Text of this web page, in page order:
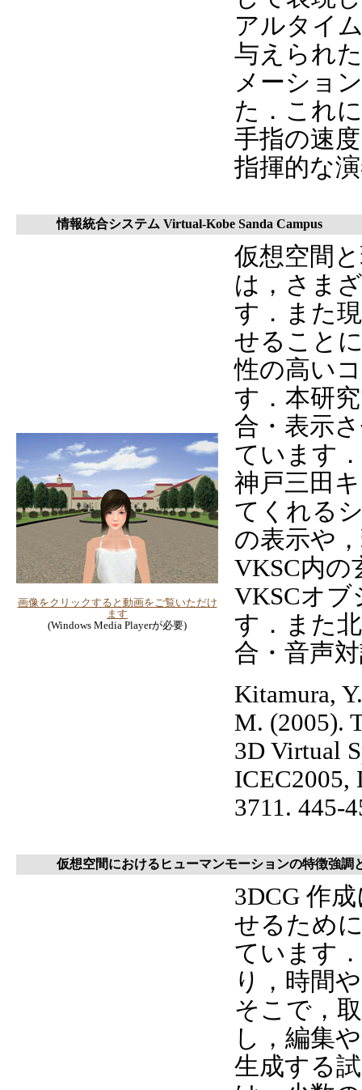
アルタイ
与えられ
メーショ
た．これ
手指の速
指揮的な
情報統合システム Virtual-Kobe Sanda Campus
画像をクリックすると動画をご覧いただけ
ます
(Windows Media Playerが必要)
仮想空間
は，さま
す．また
せること
性の高い
す．本研
合・表示
ています
神戸三田
てくれる
の表示や
VKSC内の
VKSCオ
す．また
合・音声
Kitamura,
M. (2005).
3D Virtual
ICEC2005,
3711. 445-
仮想空間におけるヒューマンモーションの特徴強調
3DCG 作
せるため
ています
り，時間
そこで，
し，編集
生成する